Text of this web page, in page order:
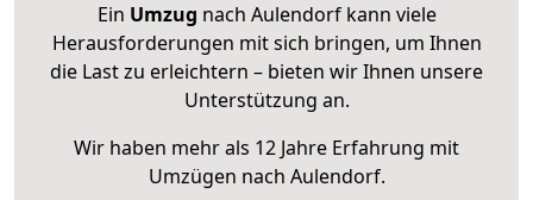
Ein Umzug nach Aulendorf kann viele
Herausforderungen mit sich bringen, um Ihnen
die Last zu erleichtern – bieten wir Ihnen unsere
Unterstützung an.
Wir haben mehr als 12 Jahre Erfahrung mit
Umzügen nach Aulendorf.